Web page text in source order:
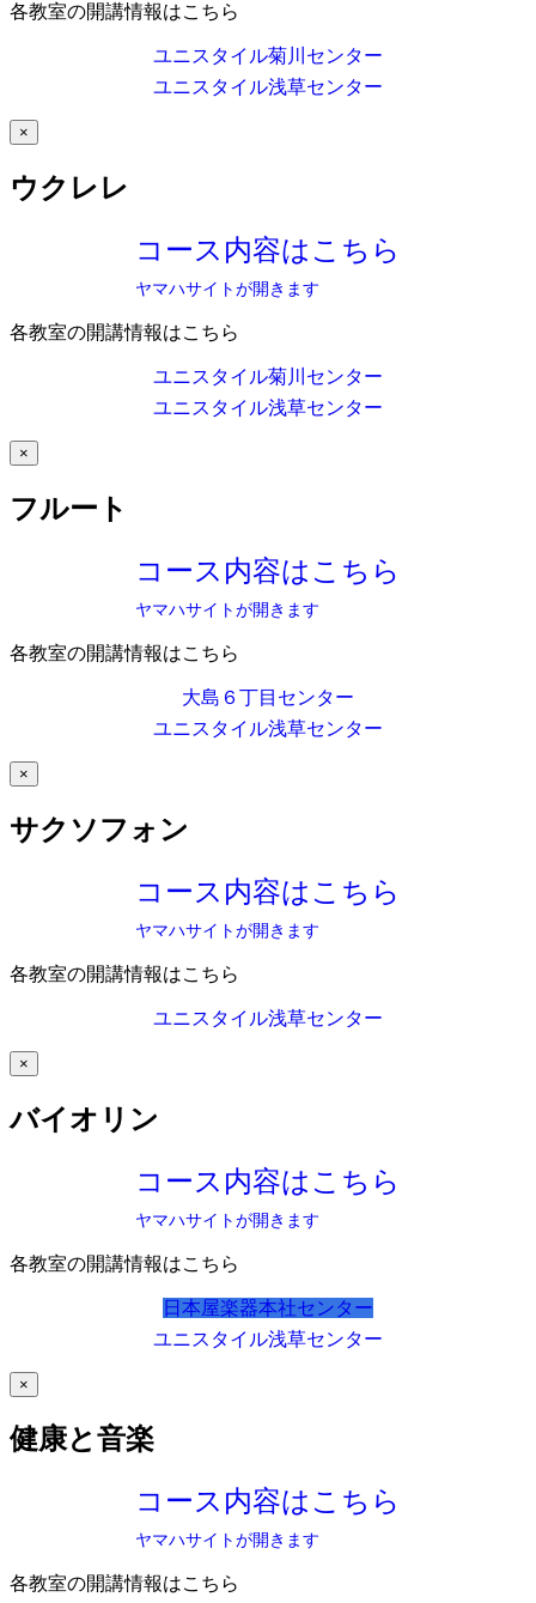
各教室の開講情報はこちら
ユニスタイル菊川センター
ユニスタイル浅草センター
×
ウクレレ
コース内容はこちら
ヤマハサイトが開きます
各教室の開講情報はこちら
ユニスタイル菊川センター
ユニスタイル浅草センター
×
フルート
コース内容はこちら
ヤマハサイトが開きます
各教室の開講情報はこちら
大島６丁目センター
ユニスタイル浅草センター
×
サクソフォン
コース内容はこちら
ヤマハサイトが開きます
各教室の開講情報はこちら
ユニスタイル浅草センター
×
バイオリン
コース内容はこちら
ヤマハサイトが開きます
各教室の開講情報はこちら
日本屋楽器本社センター
ユニスタイル浅草センター
×
健康と音楽
コース内容はこちら
ヤマハサイトが開きます
各教室の開講情報はこちら